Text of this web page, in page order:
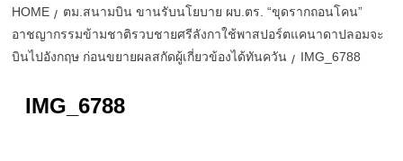
HOME
ตม.สนามบิน ขานรับนโยบาย ผบ.ตร. “ขุดรากถอนโคน”
อาชญากรรมข้ามชาติรวบชายศรีลังกาใช้พาสปอร์ตแคนาดาปลอมจะ
บินไปอังกฤษ ก่อนขยายผลสกัดผู้เกี่ยวข้องได้ทันควัน
IMG_6788
IMG_6788